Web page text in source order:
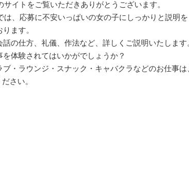
イトをご覧いただきありがとうございます。
は、応募に不安いっぱいの女の子にしっかりと説明
ます。
の仕方、礼儀、作法など、詳しくご説明いたします
体験されてはいかがでしょうか？
・ラウンジ・スナック・キャバクラなどのお仕事
さい。